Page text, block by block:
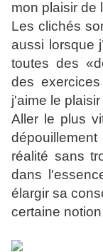
mon plaisir de
Les clichés
aussi lorsque
toutes des
des
j'aime le
Aller le plus
réalité sans
dans
élargir sa
certaine